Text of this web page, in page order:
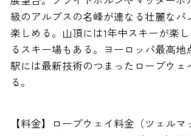
級のアルプスの名峰が連なる壮麗なパ
楽しめる。山頂には1年中スキーが楽
るスキー場もある。ヨーロッパ最高地
駅には最新技術のつまったロープウェ
る。
【料金】ロープウェイ料金（ツェル